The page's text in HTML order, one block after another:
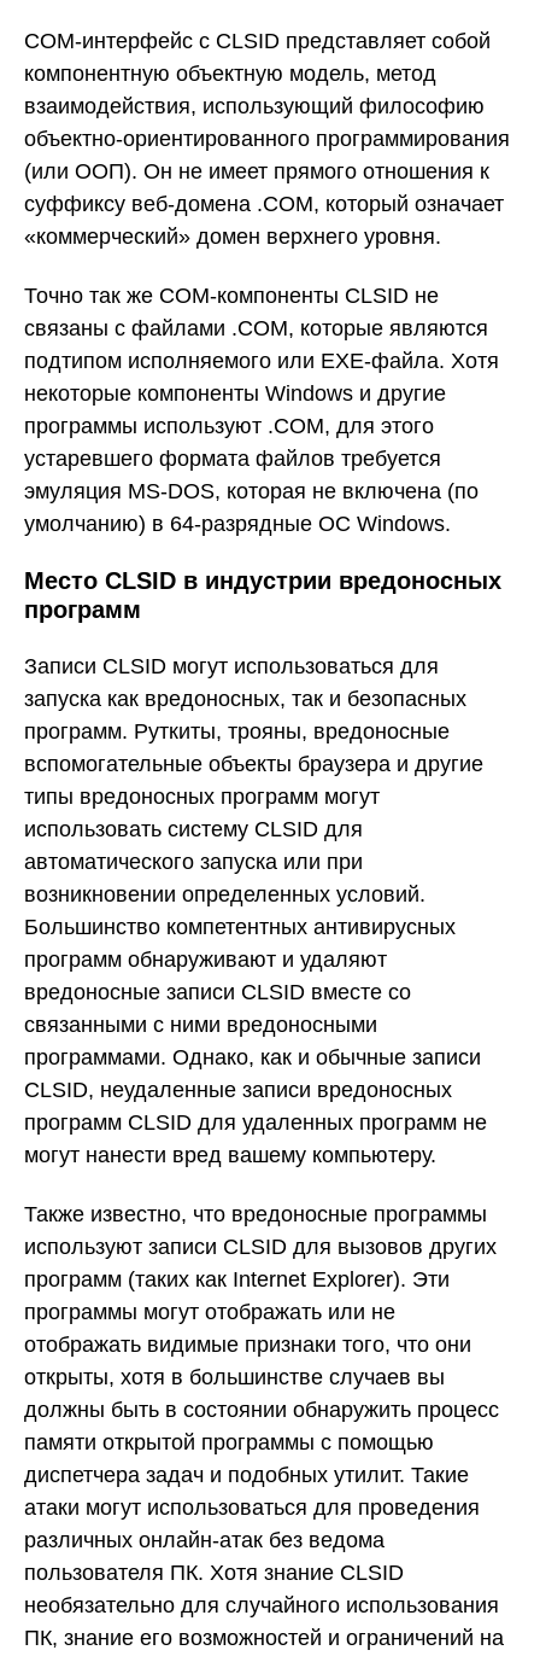
COM-интерфейс с CLSID представляет собой
компонентную объектную модель, метод
взаимодействия, использующий философию
объектно-ориентированного программирования
(или ООП). Он не имеет прямого отношения к
суффиксу веб-домена .COM, который означает
«коммерческий» домен верхнего уровня.
Точно так же COM-компоненты CLSID не
связаны с файлами .COM, которые являются
подтипом исполняемого или EXE-файла. Хотя
некоторые компоненты Windows и другие
программы используют .COM, для этого
устаревшего формата файлов требуется
эмуляция MS-DOS, которая не включена (по
умолчанию) в 64-разрядные ОС Windows.
Место CLSID в индустрии вредоносных
программ
Записи CLSID могут использоваться для
запуска как вредоносных, так и безопасных
программ. Руткиты, трояны, вредоносные
вспомогательные объекты браузера и другие
типы вредоносных программ могут
использовать систему CLSID для
автоматического запуска или при
возникновении определенных условий.
Большинство компетентных антивирусных
программ обнаруживают и удаляют
вредоносные записи CLSID вместе со
связанными с ними вредоносными
программами. Однако, как и обычные записи
CLSID, неудаленные записи вредоносных
программ CLSID для удаленных программ не
могут нанести вред вашему компьютеру.
Также известно, что вредоносные программы
используют записи CLSID для вызовов других
программ (таких как Internet Explorer). Эти
программы могут отображать или не
отображать видимые признаки того, что они
открыты, хотя в большинстве случаев вы
должны быть в состоянии обнаружить процесс
памяти открытой программы с помощью
диспетчера задач и подобных утилит. Такие
атаки могут использоваться для проведения
различных онлайн-атак без ведома
пользователя ПК. Хотя знание CLSID
необязательно для случайного использования
ПК, знание его возможностей и ограничений на